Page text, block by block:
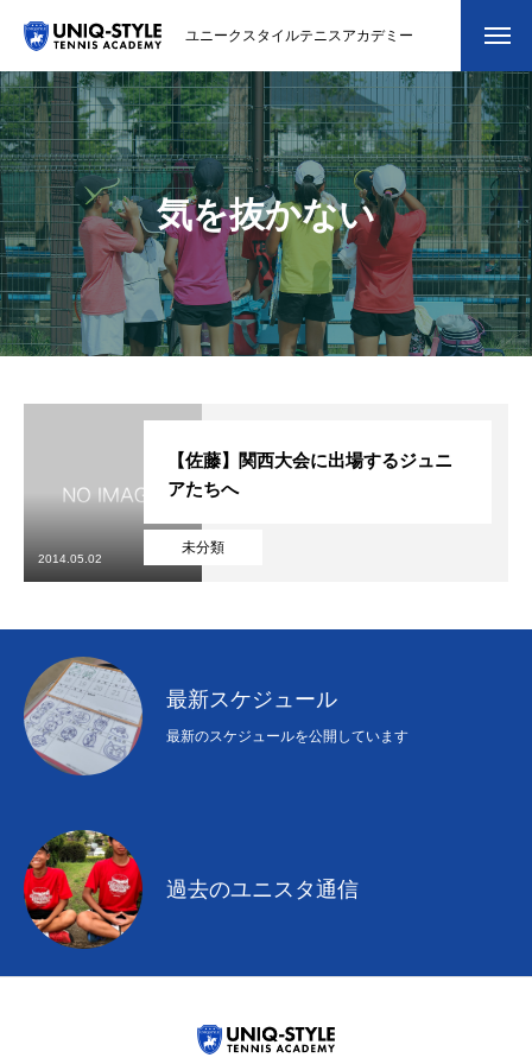
ユニークスタイルテニスアカデミー
初めての方
システム・クラス・料金
スクール紹介・コーチ紹介
大会・イベント
ブログ
会員専用ページ
システム・クラス・料金
気を抜かない
未分類
【佐藤】関西大会に出場するジュニ
アたちへ
2014.05.02
最新スケジュール
最新のスケジュールを公開しています
過去のユニスタ通信